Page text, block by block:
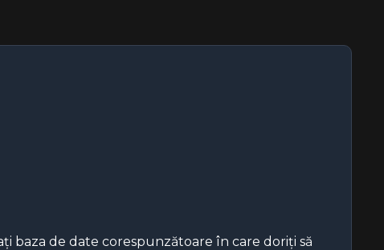
baza de date corespunzătoare în care doriți să